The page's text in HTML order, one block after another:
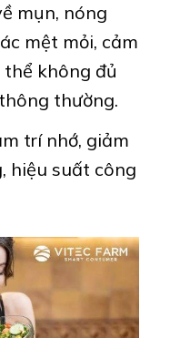
mụn, nóng
mệt mỏi, cảm
không đủ
thường.
trí nhớ, giảm
hiệu suất công